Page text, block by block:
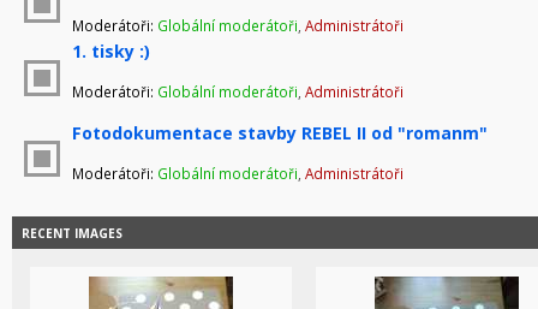
Moderátoři: Globální moderátoři Administrátoři
1. tisky :)
Moderátoři: Globální moderátoři Administrátoři
Fotodokumentace stavby REBEL II od "romanm"
Moderátoři: Globální moderátoři Administrátoři
RECENT IMAGES